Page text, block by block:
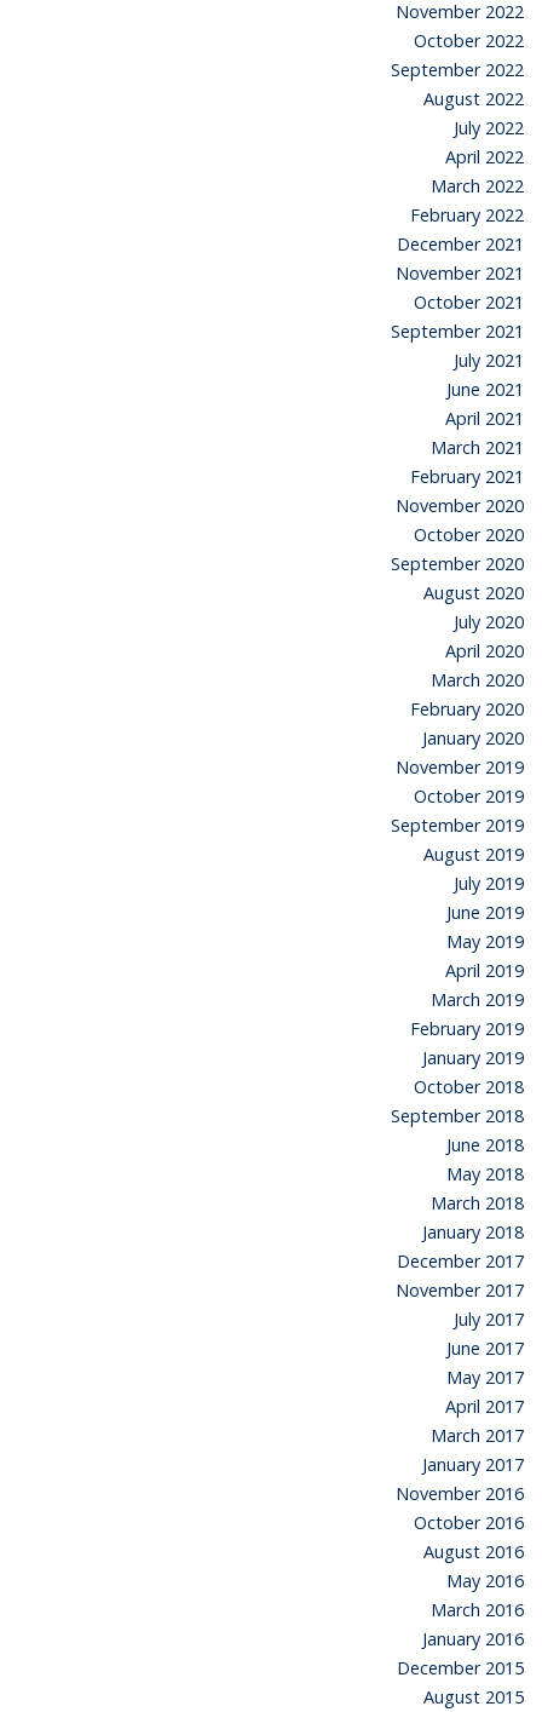
November 2022
October 2022
September 2022
August 2022
July 2022
April 2022
March 2022
February 2022
December 2021
November 2021
October 2021
September 2021
July 2021
June 2021
April 2021
March 2021
February 2021
November 2020
October 2020
September 2020
August 2020
July 2020
April 2020
March 2020
February 2020
January 2020
November 2019
October 2019
September 2019
August 2019
July 2019
June 2019
May 2019
April 2019
March 2019
February 2019
January 2019
October 2018
September 2018
June 2018
May 2018
March 2018
January 2018
December 2017
November 2017
July 2017
June 2017
May 2017
April 2017
March 2017
January 2017
November 2016
October 2016
August 2016
May 2016
March 2016
January 2016
December 2015
August 2015